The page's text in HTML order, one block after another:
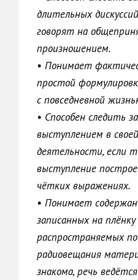
длительных
говорят на
произношением.
• Понимает
простой
с повседневной
• Способен следить
выступлением в
деятельности, если
выступление
чётких выражениях.
• Понимает
записанных на
распространяемых
радиовещания
знакома, речь